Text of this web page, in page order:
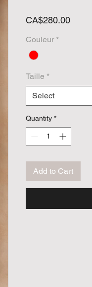
CA$280.00Price
Couleur *
Taille *
Select
Quantity *
Add to Cart